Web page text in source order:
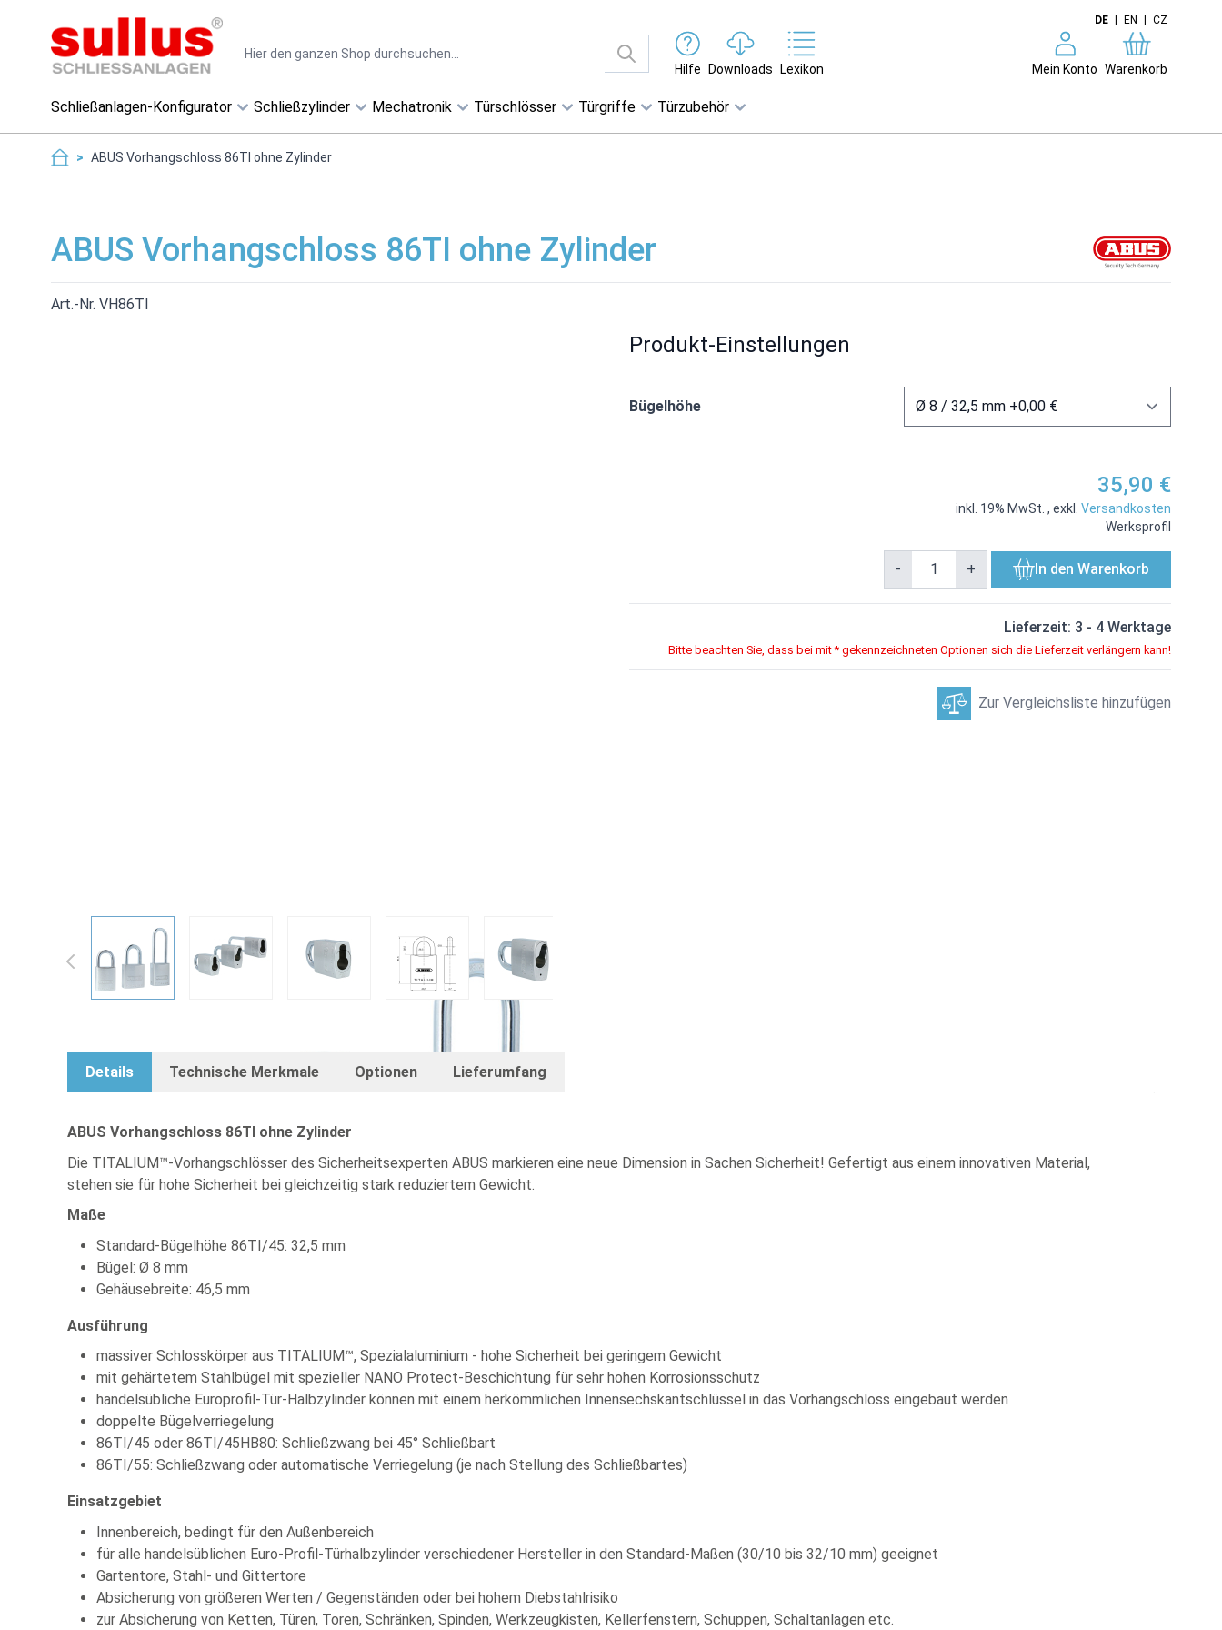
DE EN CZ
Hilfe
Downloads Lexikon Mein Konto Warenkorb
Schließanlagen-Konfigurator Schließzylinder Mechatronik Türschlösser Türgriffe Türzubehör
> ABUS Vorhangschloss 86TI ohne Zylinder
ABUS Vorhangschloss 86TI ohne Zylinder
Art.-Nr. VH86TI
View larger image
Produkt-Einstellungen
Bügelhöhe
35,90 €
inkl. 19% MwSt. , exkl. Versandkosten
Werksprofil
- + In den Warenkorb
Lieferzeit: 3 - 4 Werktage
Bitte beachten Sie, dass bei mit * gekennzeichneten Optionen sich die Lieferzeit verlängern kann!
Zur Vergleichsliste hinzufügen
Details Technische Merkmale Optionen Lieferumfang
ABUS Vorhangschloss 86TI ohne Zylinder
Die TITALIUM™-Vorhangschlösser des Sicherheitsexperten ABUS markieren eine neue Dimension in Sachen Sicherheit! Gefertigt aus einem innovativen Material,
stehen sie für hohe Sicherheit bei gleichzeitig stark reduziertem Gewicht.
Maße
Standard-Bügelhöhe 86TI/45: 32,5 mm
Bügel: Ø 8 mm
Gehäusebreite: 46,5 mm
Ausführung
massiver Schlosskörper aus TITALIUM™, Spezialaluminium - hohe Sicherheit bei geringem Gewicht
mit gehärtetem Stahlbügel mit spezieller NANO Protect-Beschichtung für sehr hohen Korrosionsschutz
handelsübliche Europrofil-Tür-Halbzylinder können mit einem herkömmlichen Innensechskantschlüssel in das Vorhangschloss eingebaut werden
doppelte Bügelverriegelung
86TI/45 oder 86TI/45HB80: Schließzwang bei 45° Schließbart
86TI/55: Schließzwang oder automatische Verriegelung (je nach Stellung des Schließbartes)
Einsatzgebiet
Innenbereich, bedingt für den Außenbereich
für alle handelsüblichen Euro-Profil-Türhalbzylinder verschiedener Hersteller in den Standard-Maßen (30/10 bis 32/10 mm) geeignet
Gartentore, Stahl- und Gittertore
Absicherung von größeren Werten / Gegenständen oder bei hohem Diebstahlrisiko
zur Absicherung von Ketten, Türen, Toren, Schränken, Spinden, Werkzeugkisten, Kellerfenstern, Schuppen, Schaltanlagen etc.